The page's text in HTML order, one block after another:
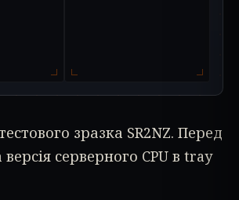
зразка SR2NZ. Перед
серверного CPU в tray